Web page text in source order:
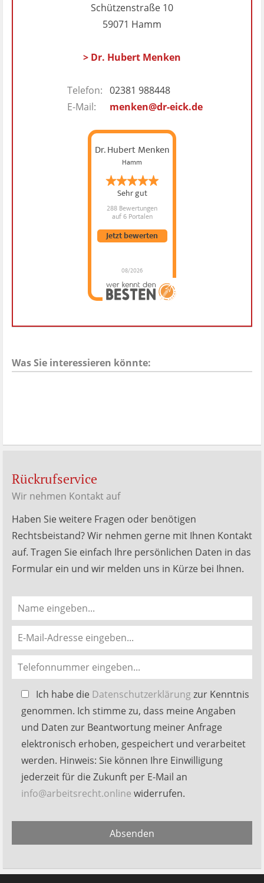
Schützenstraße 10
59071 Hamm
> Dr. Hubert Menken
Telefon: 02381 988448
E-Mail:
menken@dr-eick.de
Dr. Hubert Menken
Hamm
Sehr gut
288 Bewertungen
auf 6 Portalen
08/2026
Jetzt bewerten
Dr. Hubert Menken
hat4.88 von5
MenkenBewertungen
Was Sie interessieren könnte:
Rückrufservice
Wir nehmen Kontakt auf
Haben Sie weitere Fragen oder benötigen
Rechtsbeistand? Wir nehmen gerne mit Ihnen Kontakt
auf. Tragen Sie einfach Ihre persönlichen Daten in das
Formular ein und wir melden uns in Kürze bei Ihnen.
Bitte
lasse
dieses
Feld
leer.
Ich habe die Datenschutzerklärungzur Kenntnis
genommen. Ich stimme zu, dass meine Angaben
und Daten zur Beantwortung meiner Anfrage
elektronisch erhoben, gespeichert und verarbeitet
werden. Hinweis: Sie können Ihre Einwilligung
jederzeit für die Zukunft per E-Mail an
info@arbeitsrecht.online widerrufen.
Absenden